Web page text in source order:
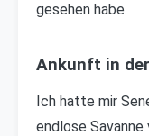
gesehen habe.
Ankunft in
Ich hatte mir
endlose